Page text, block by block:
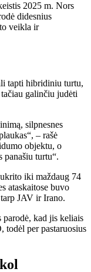
2025 m. Nors
didesnius
veikla ir
tapti hibridiniu turtu,
galinčiu judėti
silpnesnes
– rašė
objektu, o
panašiu turtu“.
iki maždaug 74
ataskaitose buvo
JAV ir Irano.
parodė, kad jis keliais
todėl per pastaruosius